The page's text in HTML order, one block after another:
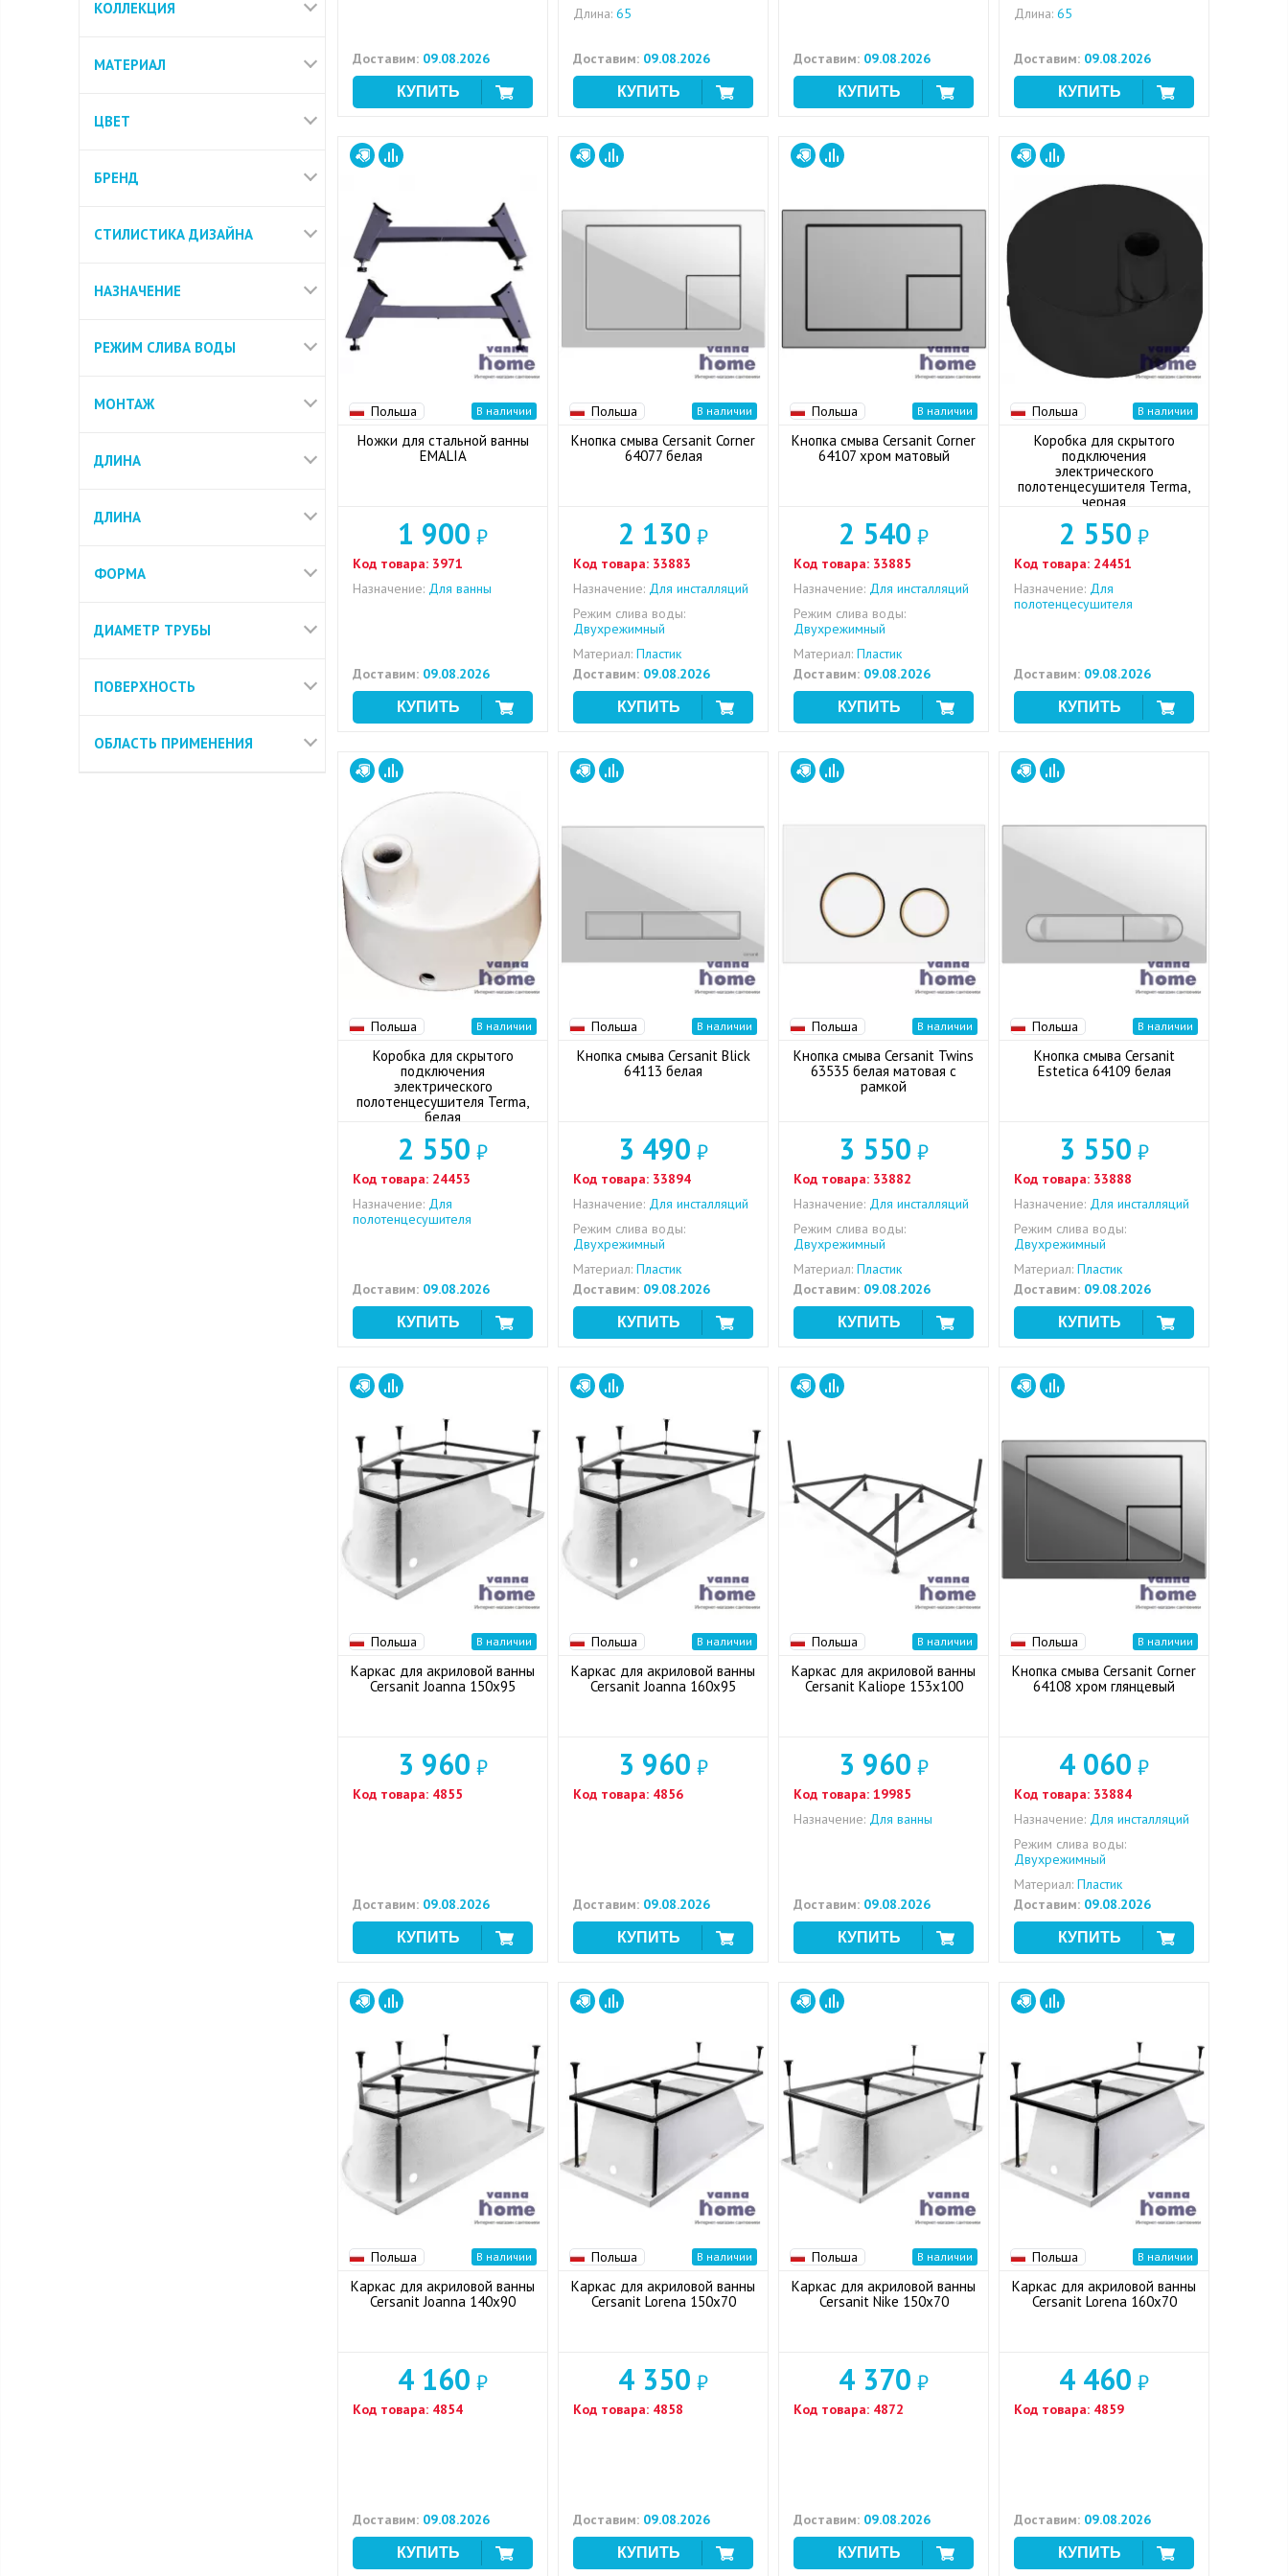
КОЛЛЕКЦИЯ
МАТЕРИАЛ
ЦВЕТ
БРЕНД
СТИЛИСТИКА ДИЗАЙНА
НАЗНАЧЕНИЕ
РЕЖИМ СЛИВА ВОДЫ
МОНТАЖ
ДЛИНА
ДЛИНА
ФОРМА
ДИАМЕТР ТРУБЫ
ПОВЕРХНОСТЬ
ОБЛАСТЬ ПРИМЕНЕНИЯ
Доставим: 09.08.2026
Длина: 65
Доставим: 09.08.2026 Доставим: 09.08.2026
Длина: 65
Доставим: 09.08.2026
Польша В наличии
Ножки для стальной ванны
EMALIA
1 900 ₽
Код товара: 3971
Назначение: Для ванны
Доставим: 09.08.2026
Польша В наличии
Кнопка смыва Cersanit Corner
64077 белая
2 130 ₽
Код товара: 33883
Назначение: Для инсталляций
Режим слива воды:
Двухрежимный
Материал: Пластик
Доставим: 09.08.2026
Польша В наличии
Кнопка смыва Cersanit Corner
64107 хром матовый
2 540 ₽
Код товара: 33885
Назначение: Для инсталляций
Режим слива воды:
Двухрежимный
Материал: Пластик
Доставим: 09.08.2026
Польша В наличии
Коробка для скрытого
подключения
электрического
полотенцесушителя Terma,
черная
2 550 ₽
Код товара: 24451
Назначение: Для
полотенцесушителя
Доставим: 09.08.2026
Польша В наличии
Коробка для скрытого
подключения
электрического
полотенцесушителя Terma,
белая
2 550 ₽
Код товара: 24453
Назначение: Для
полотенцесушителя
Доставим: 09.08.2026
Польша В наличии
Кнопка смыва Cersanit Blick
64113 белая
3 490 ₽
Код товара: 33894
Назначение: Для инсталляций
Режим слива воды:
Двухрежимный
Материал: Пластик
Доставим: 09.08.2026
Польша В наличии
Кнопка смыва Cersanit Twins
63535 белая матовая с
рамкой
3 550 ₽
Код товара: 33882
Назначение: Для инсталляций
Режим слива воды:
Двухрежимный
Материал: Пластик
Доставим: 09.08.2026
Польша В наличии
Кнопка смыва Cersanit
Estetica 64109 белая
3 550 ₽
Код товара: 33888
Назначение: Для инсталляций
Режим слива воды:
Двухрежимный
Материал: Пластик
Доставим: 09.08.2026
Польша В наличии
Каркас для акриловой ванны
Cersanit Joanna 150x95
3 960 ₽
Код товара: 4855
Доставим: 09.08.2026
Польша В наличии
Каркас для акриловой ванны
Cersanit Joanna 160x95
3 960 ₽
Код товара: 4856
Доставим: 09.08.2026
Польша В наличии
Каркас для акриловой ванны
Cersanit Kaliope 153x100
3 960 ₽
Код товара: 19985
Назначение: Для ванны
Доставим: 09.08.2026
Польша В наличии
Кнопка смыва Cersanit Corner
64108 хром глянцевый
4 060 ₽
Код товара: 33884
Назначение: Для инсталляций
Режим слива воды:
Двухрежимный
Материал: Пластик
Доставим: 09.08.2026
Польша В наличии
Каркас для акриловой ванны
Cersanit Joanna 140x90
4 160 ₽
Код товара: 4854
Доставим: 09.08.2026
Польша В наличии
Каркас для акриловой ванны
Cersanit Lorena 150x70
4 350 ₽
Код товара: 4858
Доставим: 09.08.2026
Польша В наличии
Каркас для акриловой ванны
Cersanit Nike 150x70
4 370 ₽
Код товара: 4872
Доставим: 09.08.2026
Польша В наличии
Каркас для акриловой ванны
Cersanit Lorena 160x70
4 460 ₽
Код товара: 4859
Доставим: 09.08.2026